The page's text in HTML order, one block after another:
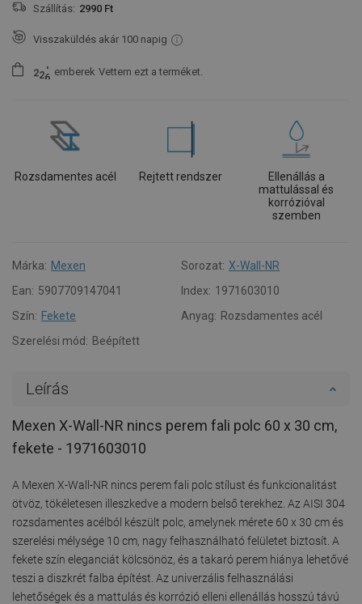
Szállítás: 2990 Ft
Visszaküldés akár 100 napig
226 emberek Vettem ezt a terméket.
Rozsdamentes acél Rejtett rendszer
Ellenállás a
mattulással és
korrózióval
szemben
Márka: Mexen Sorozat: X-Wall-NR
Ean: 5907709147041 Index: 1971603010
Szín: Fekete Anyag: Rozsdamentes acél
Szerelési mód: Beépített
Leírás
Mexen X-Wall-NR nincs perem fali polc 60 x 30 cm,
fekete - 1971603010
A Mexen X-Wall-NR nincs perem fali polc stílust és funkcionalitást
ötvöz, tökéletesen illeszkedve a modern belső terekhez. Az AISI 304
rozsdamentes acélból készült polc, amelynek mérete 60 x 30 cm és
szerelési mélysége 10 cm, nagy felhasználható felületet biztosít. A
fekete szín eleganciát kölcsönöz, és a takaró perem hiánya lehetővé
teszi a diszkrét falba építést. Az univerzális felhasználási
lehetőségek és a mattulás és korrózió elleni ellenállás hosszú távú